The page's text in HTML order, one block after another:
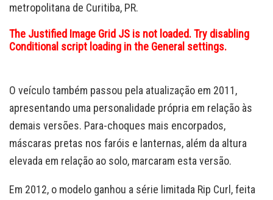
metropolitana de Curitiba, PR.
The Justified Image Grid JS is not loaded. Try disabling
Conditional script loading in the General settings.
O veículo também passou pela atualização em 2011,
apresentando uma personalidade própria em relação às
demais versões. Para-choques mais encorpados,
máscaras pretas nos faróis e lanternas, além da altura
elevada em relação ao solo, marcaram esta versão.
Em 2012, o modelo ganhou a série limitada Rip Curl, feita